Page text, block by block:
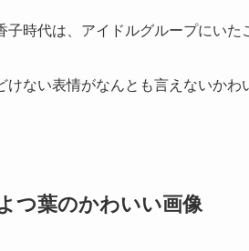
子時代は、アイドルグループにいた
けない表情がなんとも言えないかわ
つ葉のかわいい画像